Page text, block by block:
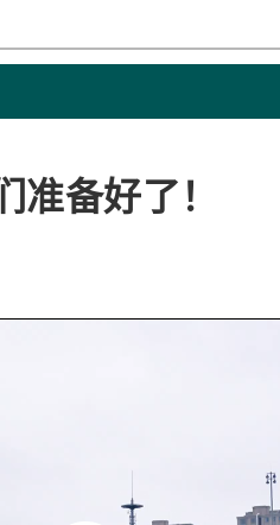
备好了！